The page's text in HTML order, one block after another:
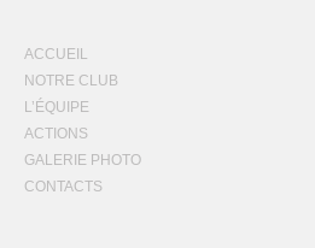
ACCUEIL
NOTRE CLUB
L’ÉQUIPE
ACTIONS
GALERIE PHOTO
CONTACTS